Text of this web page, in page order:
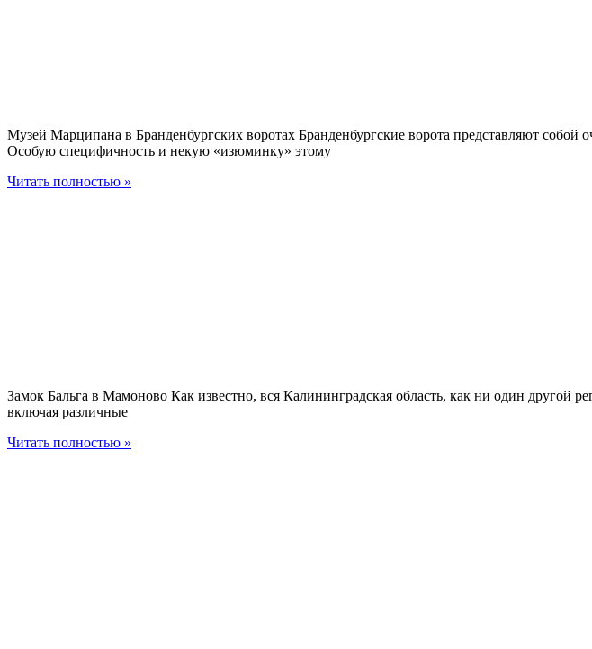
Музей Марципана в Бранденбургских воротах Бранденбургские ворота представляют
Особую специфичность и некую «изюминку» этому
Читать полностью »
Замок Бальга в Мамоново Как известно, вся Калининградская область, как ни один другой
включая различные
Читать полностью »